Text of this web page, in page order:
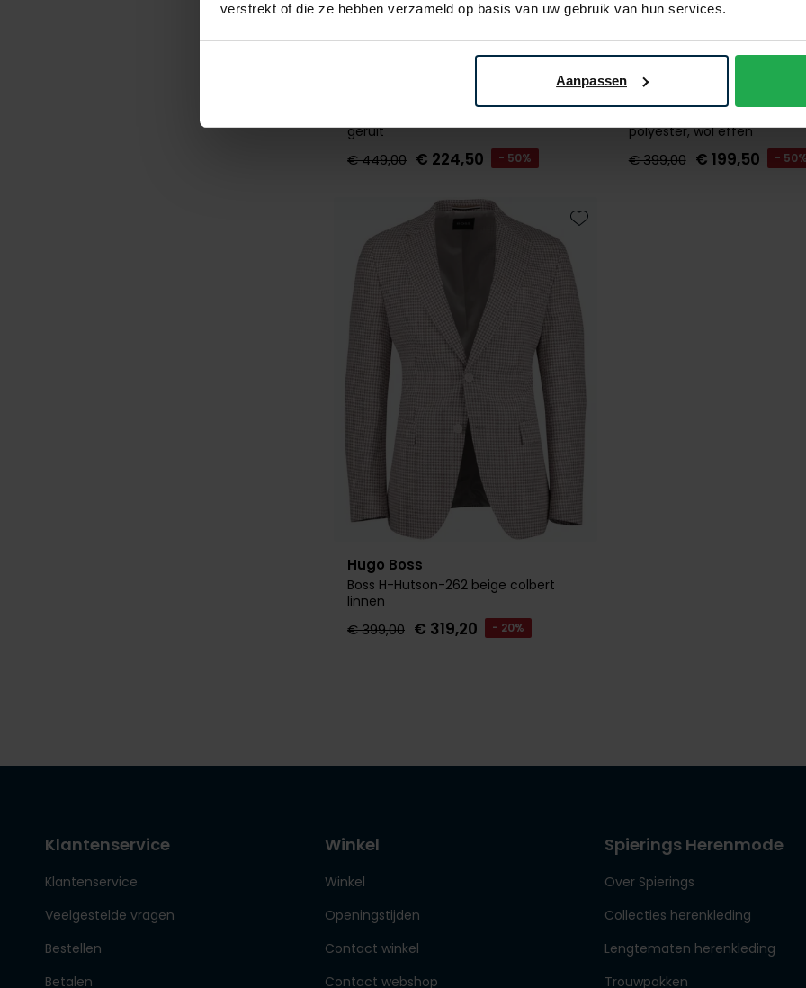
verstrekt of die ze hebben verzameld op basis van uw gebruik van hun services.
Aanpassen
geruit
€ 449,00 € 224,50 - 50%
polyester, wol effen
€ 399,00 € 199,50 - 50%
Hugo Boss
Boss H-Hutson-262 beige colbert
linnen
€ 399,00 € 319,20 - 20%
Klantenservice
Klantenservice
Veelgestelde vragen
Bestellen
Betalen
Winkel
Winkel
Openingstijden
Contact winkel
Contact webshop
Spierings Herenmode
Over Spierings
Collecties herenkleding
Lengtematen herenkleding
Trouwpakken